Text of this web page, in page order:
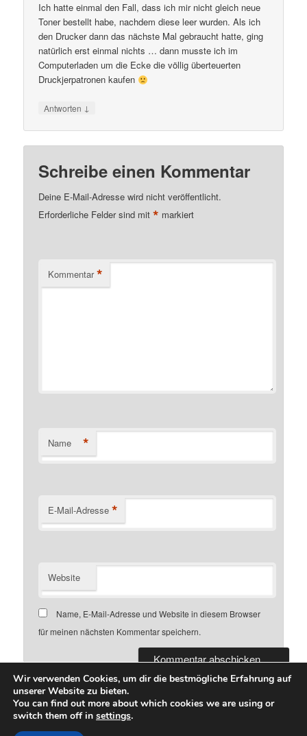
Ich hatte einmal den Fall, dass ich mir nicht gleich neue
Toner bestellt habe, nachdem diese leer wurden. Als ich
den Drucker dann das nächste Mal gebraucht hatte, ging
natürlich erst einmal nichts … dann musste ich im
Computerladen um die Ecke die völlig überteuerten
Druckjerpatronen kaufen
Antworten ↓
Schreibe einen Kommentar
Deine E-Mail-Adresse wird nicht veröffentlicht.
Erforderliche Felder sind mit* markiert
Kommentar *
Name *
E-Mail-Adresse *
Website
Name, E-Mail-Adresse und Website in diesem Browser
für meinen nächsten Kommentar speichern.
Datenschutz Stolz präsentiert von WordPress
Wir verwenden Cookies, um dir die bestmögliche Erfahrung auf
unserer Website zu bieten.
You can find out more about which cookies we are using or
switch them off in settings.